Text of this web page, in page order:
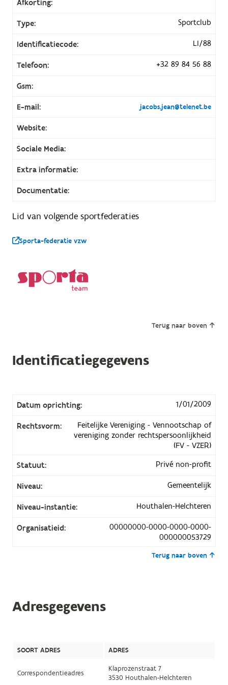
Afkorting:
Type: Sportclub
Identificatiecode: LI/88
Telefoon: +32 89 84 56 88
Gsm:
E-mail: jacobs.jean@telenet.be
Website:
Sociale Media:
Extra informatie:
Documentatie:
Lid van volgende sportfederaties
Sporta-federatie vzw
Terug naar boven
Identificatiegegevens
Datum oprichting: 1/01/2009
Rechtsvorm:
Feitelijke Vereniging - Vennootschap of
vereniging zonder rechtspersoonlijkheid
(FV - VZER)
Statuut:
Privé non-profit
Niveau: Gemeentelijk
Niveau-instantie: Houthalen-Helchteren
Organisatieid:
00000000-0000-0000-0000-
000000053729
Terug naar boven
Adresgegevens
SOORT ADRES ADRES
Correspondentieadres
Klaprozenstraat 7
3530 Houthalen-Helchteren